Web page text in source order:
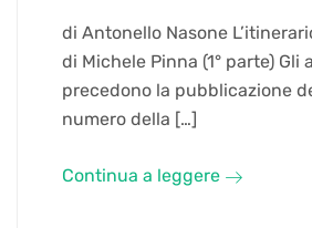
di Antonello Nasone
di Michele Pinna (1° parte) Gli
precedono la pubblicazione
numero della […]
Continua a leggere